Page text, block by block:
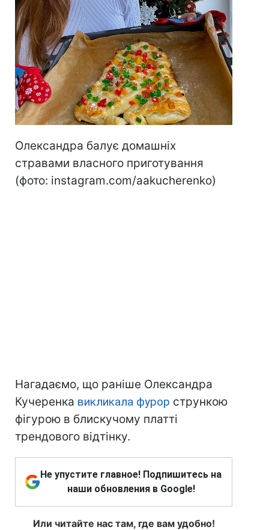
Олександра балує домашніх
стравами власного приготування
(фото: instagram.com/aakucherenko)
Нагадаємо, що раніше Олександра
Кучеренка викликала фурор стрункою
фігурою в блискучому платті
трендового відтінку.
Не упустите главное! Подпишитесь на
наши обновления в Google!
Или читайте нас там, где вам удобно!